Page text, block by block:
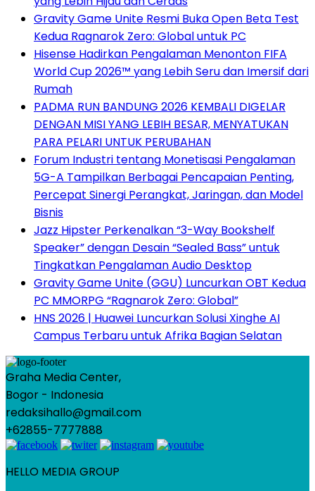
Gravity Game Unite Resmi Buka Open Beta Test
Kedua Ragnarok Zero: Global untuk PC
Hisense Hadirkan Pengalaman Menonton FIFA
World Cup 2026™ yang Lebih Seru dan Imersif dari
Rumah
PADMA RUN BANDUNG 2026 KEMBALI DIGELAR
DENGAN MISI YANG LEBIH BESAR, MENYATUKAN
PARA PELARI UNTUK PERUBAHAN
Forum Industri tentang Monetisasi Pengalaman
5G-A Tampilkan Berbagai Pencapaian Penting,
Percepat Sinergi Perangkat, Jaringan, dan Model
Bisnis
Jazz Hipster Perkenalkan “3-Way Bookshelf
Speaker” dengan Desain “Sealed Bass” untuk
Tingkatkan Pengalaman Audio Desktop
Gravity Game Unite (GGU) Luncurkan OBT Kedua
PC MMORPG “Ragnarok Zero: Global”
HNS 2026 | Huawei Luncurkan Solusi Xinghe AI
Campus Terbaru untuk Afrika Bagian Selatan
Graha Media Center,
Bogor - Indonesia
redaksihallo@gmail.com
+62855-7777888
HELLO MEDIA GROUP